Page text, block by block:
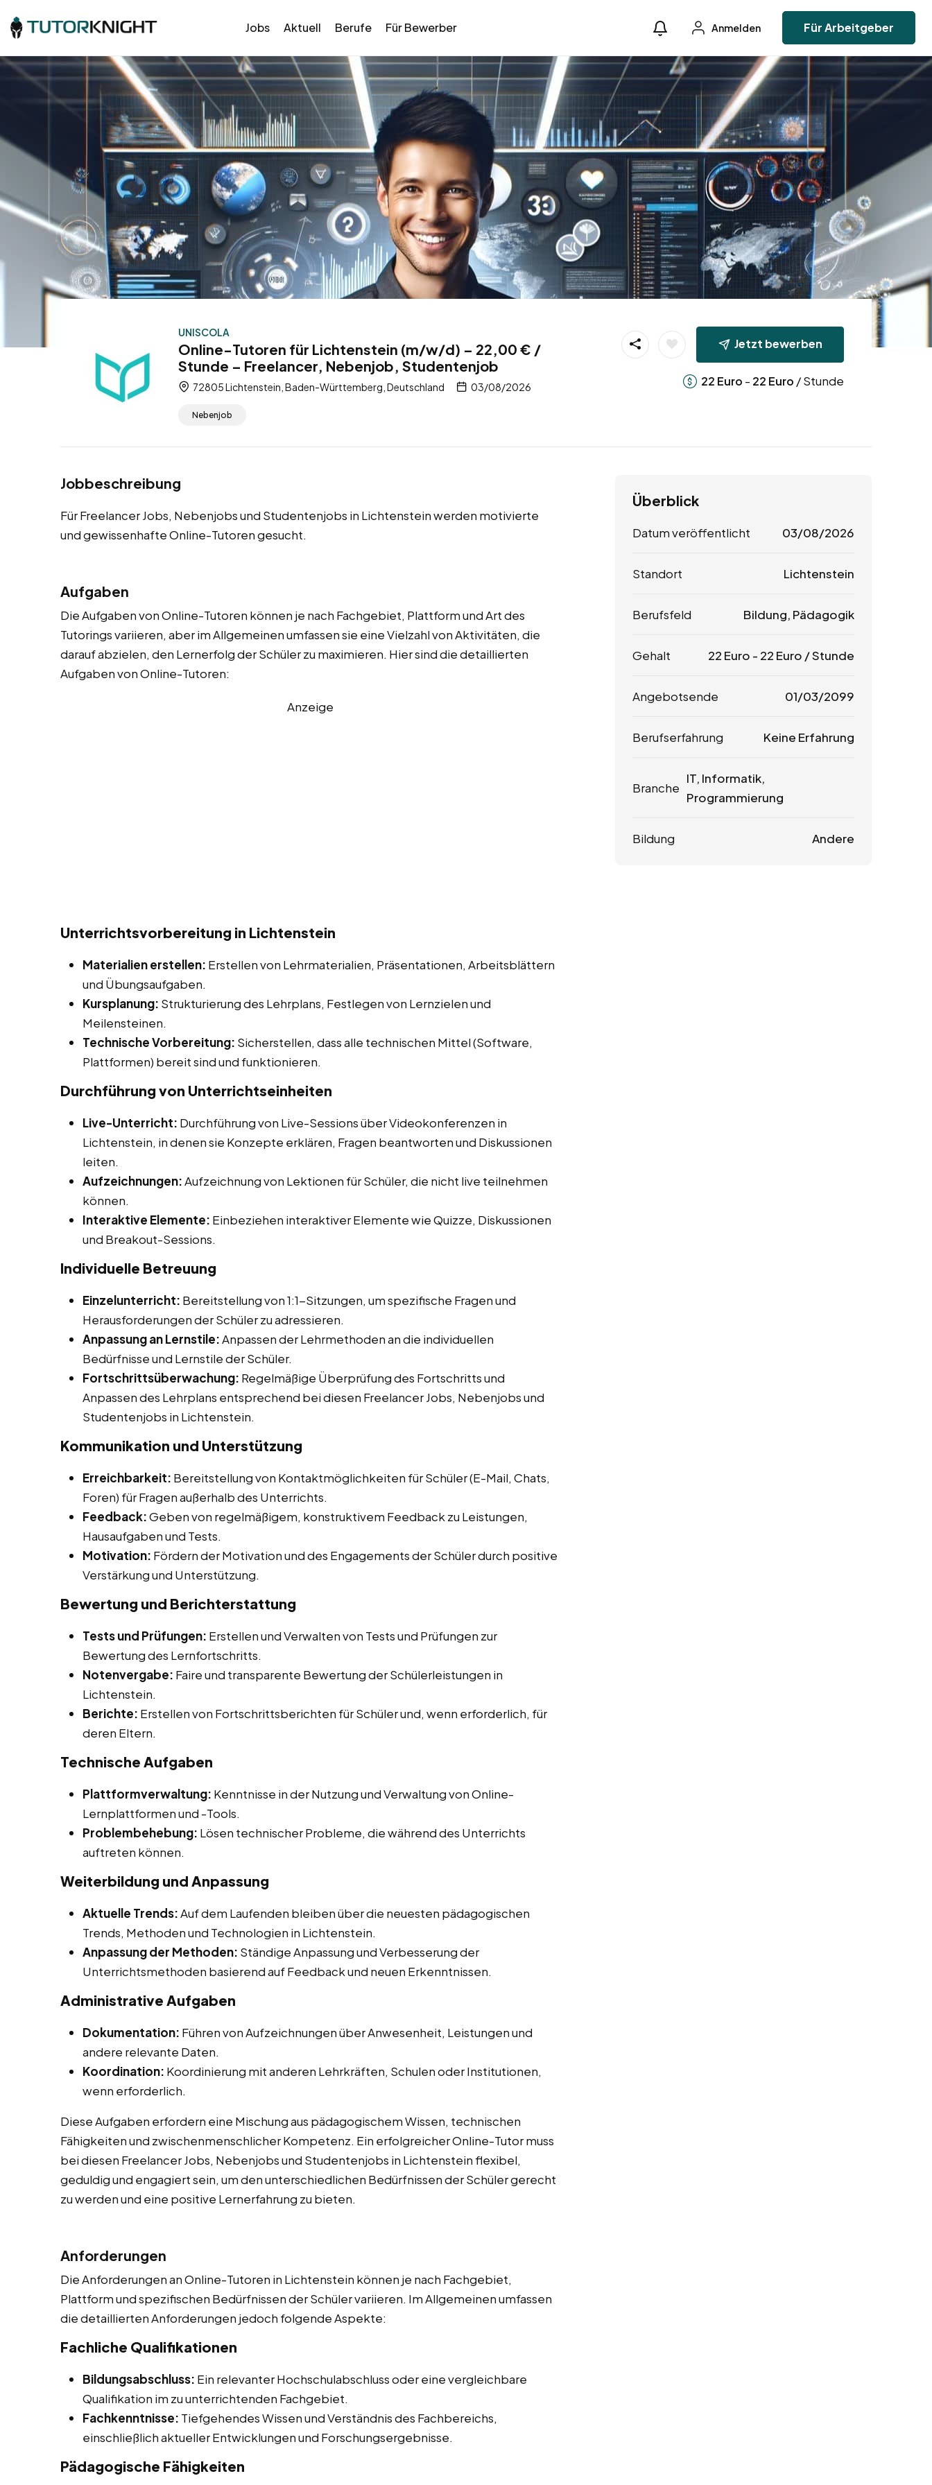
Jobs Aktuell Berufe Für Bewerber Anmelden Für Arbeitgeber
UNISCOLA
Online-Tutoren für Lichtenstein (m/w/d) – 22,00 € /
Stunde – Freelancer, Nebenjob, Studentenjob
72805 Lichtenstein, Baden-Württemberg, Deutschland 03/08/2026
Nebenjob
Jetzt bewerben
22 Euro - 22 Euro / Stunde
Jobbeschreibung
Für Freelancer Jobs, Nebenjobs und Studentenjobs in Lichtenstein werden motivierte
und gewissenhafte Online-Tutoren gesucht.
Aufgaben
Die Aufgaben von Online-Tutoren können je nach Fachgebiet, Plattform und Art des
Tutorings variieren, aber im Allgemeinen umfassen sie eine Vielzahl von Aktivitäten, die
darauf abzielen, den Lernerfolg der Schüler zu maximieren. Hier sind die detaillierten
Aufgaben von Online-Tutoren:
Anzeige
Unterrichtsvorbereitung in Lichtenstein
Materialien erstellen: Erstellen von Lehrmaterialien, Präsentationen, Arbeitsblättern
und Übungsaufgaben.
Kursplanung: Strukturierung des Lehrplans, Festlegen von Lernzielen und
Meilensteinen.
Technische Vorbereitung: Sicherstellen, dass alle technischen Mittel (Software,
Plattformen) bereit sind und funktionieren.
Durchführung von Unterrichtseinheiten
Live-Unterricht: Durchführung von Live-Sessions über Videokonferenzen in
Lichtenstein, in denen sie Konzepte erklären, Fragen beantworten und Diskussionen
leiten.
Aufzeichnungen:Aufzeichnung von Lektionen für Schüler, die nicht live teilnehmen
können.
Interaktive Elemente: Einbeziehen interaktiver Elemente wie Quizze, Diskussionen
und Breakout-Sessions.
Individuelle Betreuung
Einzelunterricht: Bereitstellung von 1:1-Sitzungen, um spezifische Fragen und
Herausforderungen der Schüler zu adressieren.
Anpassung an Lernstile:Anpassen der Lehrmethoden an die individuellen
Bedürfnisse und Lernstile der Schüler.
Fortschrittsüberwachung: Regelmäßige Überprüfung des Fortschritts und
Anpassen des Lehrplans entsprechend bei diesen Freelancer Jobs, Nebenjobs und
Studentenjobs in Lichtenstein.
Kommunikation und Unterstützung
Erreichbarkeit: Bereitstellung von Kontaktmöglichkeiten für Schüler (E-Mail, Chats,
Foren) für Fragen außerhalb des Unterrichts.
Feedback:Geben von regelmäßigem, konstruktivem Feedback zu Leistungen,
Hausaufgaben und Tests.
Motivation: Fördern der Motivation und des Engagements der Schüler durch positive
Verstärkung und Unterstützung.
Bewertung und Berichterstattung
Tests und Prüfungen: Erstellen und Verwalten von Tests und Prüfungen zur
Bewertung des Lernfortschritts.
Notenvergabe: Faire und transparente Bewertung der Schülerleistungen in
Lichtenstein.
Berichte: Erstellen von Fortschrittsberichten für Schüler und, wenn erforderlich, für
deren Eltern.
Technische Aufgaben
Plattformverwaltung: Kenntnisse in der Nutzung und Verwaltung von Online-
Lernplattformen und -Tools.
Problembehebung: Lösen technischer Probleme, die während des Unterrichts
auftreten können.
Weiterbildung und Anpassung
Aktuelle Trends:Auf dem Laufenden bleiben über die neuesten pädagogischen
Trends, Methoden und Technologien in Lichtenstein.
Anpassung der Methoden: Ständige Anpassung und Verbesserung der
Unterrichtsmethoden basierend auf Feedback und neuen Erkenntnissen.
Administrative Aufgaben
Dokumentation: Führen von Aufzeichnungen über Anwesenheit, Leistungen und
andere relevante Daten.
Koordination: Koordinierung mit anderen Lehrkräften, Schulen oder Institutionen,
wenn erforderlich.
Diese Aufgaben erfordern eine Mischung aus pädagogischem Wissen, technischen
Fähigkeiten und zwischenmenschlicher Kompetenz. Ein erfolgreicher Online-Tutor muss
bei diesen Freelancer Jobs, Nebenjobs und Studentenjobs in Lichtenstein flexibel,
geduldig und engagiert sein, um den unterschiedlichen Bedürfnissen der Schüler gerecht
zu werden und eine positive Lernerfahrung zu bieten.
Anforderungen
Die Anforderungen an Online-Tutoren in Lichtenstein können je nach Fachgebiet,
Plattform und spezifischen Bedürfnissen der Schüler variieren. Im Allgemeinen umfassen
die detaillierten Anforderungen jedoch folgende Aspekte:
Fachliche Qualifikationen
Bildungsabschluss: Ein relevanter Hochschulabschluss oder eine vergleichbare
Qualifikation im zu unterrichtenden Fachgebiet.
Fachkenntnisse: Tiefgehendes Wissen und Verständnis des Fachbereichs,
einschließlich aktueller Entwicklungen und Forschungsergebnisse.
Pädagogische Fähigkeiten
Überblick
Datum veröffentlicht 03/08/2026
Standort Lichtenstein
Berufsfeld Bildung, Pädagogik
Gehalt 22 Euro - 22 Euro / Stunde
Angebotsende 01/03/2099
Berufserfahrung Keine Erfahrung
Branche
IT, Informatik,
Programmierung
Bildung Andere